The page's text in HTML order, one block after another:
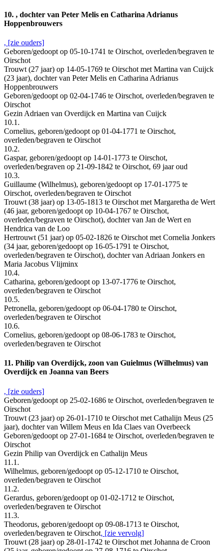
10. , dochter van Peter Melis en Catharina Adrianus
Hoppenbrouwers
, [zie ouders]
Geboren/gedoopt op 05-10-1741 te Oirschot, overleden/begraven te
Oirschot
Trouwt (27 jaar) op 14-05-1769 te Oirschot met Martina van Cuijck
(23 jaar), dochter van Peter Melis en Catharina Adrianus
Hoppenbrouwers
Geboren/gedoopt op 02-04-1746 te Oirschot, overleden/begraven te
Oirschot
Gezin Adriaen van Overdijck en Martina van Cuijck
10.1.
Cornelius, geboren/gedoopt op 01-04-1771 te Oirschot,
overleden/begraven te Oirschot
10.2.
Gaspar, geboren/gedoopt op 14-01-1773 te Oirschot,
overleden/begraven op 21-09-1842 te Oirschot, 69 jaar oud
10.3.
Guillaume (Wilhelmus), geboren/gedoopt op 17-01-1775 te
Oirschot, overleden/begraven te Oirschot
Trouwt (38 jaar) op 13-05-1813 te Oirschot met Margaretha de Wert
(46 jaar, geboren/gedoopt op 10-04-1767 te Oirschot,
overleden/begraven te Oirschot), dochter van Jan de Wert en
Hendrica van de Loo
Hertrouwt (51 jaar) op 05-02-1826 te Oirschot met Cornelia Jonkers
(34 jaar, geboren/gedoopt op 16-05-1791 te Oirschot,
overleden/begraven te Oirschot), dochter van Adriaan Jonkers en
Maria Jacobus Vlijminx
10.4.
Catharina, geboren/gedoopt op 13-07-1776 te Oirschot,
overleden/begraven te Oirschot
10.5.
Petronella, geboren/gedoopt op 06-04-1780 te Oirschot,
overleden/begraven te Oirschot
10.6.
Cornelius, geboren/gedoopt op 08-06-1783 te Oirschot,
overleden/begraven te Oirschot
11. Philip van Overdijck, zoon van Guielmus (Wilhelmus) van
Overdijck en Joanna van Beers
, [zie ouders]
Geboren/gedoopt op 25-02-1686 te Oirschot, overleden/begraven te
Oirschot
Trouwt (23 jaar) op 26-01-1710 te Oirschot met Cathalijn Meus (25
jaar), dochter van Willem Meus en Ida Claes van Overbeeck
Geboren/gedoopt op 27-01-1684 te Oirschot, overleden/begraven te
Oirschot
Gezin Philip van Overdijck en Cathalijn Meus
11.1.
Wilhelmus, geboren/gedoopt op 05-12-1710 te Oirschot,
overleden/begraven te Oirschot
11.2.
Gerardus, geboren/gedoopt op 01-02-1712 te Oirschot,
overleden/begraven te Oirschot
11.3.
Theodorus, geboren/gedoopt op 09-08-1713 te Oirschot,
overleden/begraven te Oirschot, [zie vervolg]
Trouwt (28 jaar) op 28-01-1742 te Oirschot met Johanna de Croon